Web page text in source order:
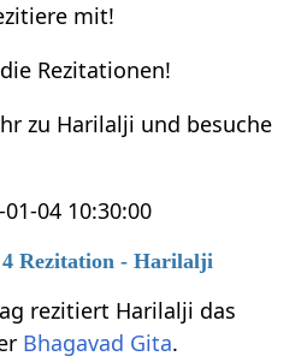
mit!
Rezitationen!
zu Harilalji und besuche
04 10:30:00
Rezitation - Harilalji
rezitiert Harilalji das
Bhagavad Gita.